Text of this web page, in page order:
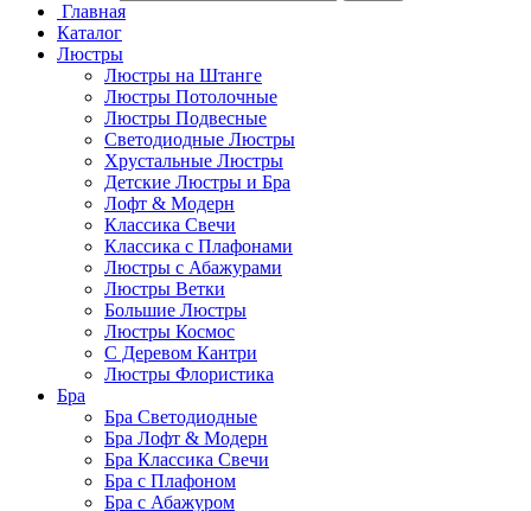
Главная
Каталог
Люстры
Люстры на Штанге
Люстры Потолочные
Люстры Подвесные
Светодиодные Люстры
Хрустальные Люстры
Детские Люстры и Бра
Лофт & Модерн
Классика Свечи
Классика с Плафонами
Люстры с Абажурами
Люстры Ветки
Большие Люстры
Люстры Космос
С Деревом Кантри
Люстры Флористика
Бра
Бра Светодиодные
Бра Лофт & Модерн
Бра Классика Свечи
Бра с Плафоном
Бра с Абажуром